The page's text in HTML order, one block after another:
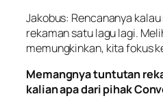
Jakobus: Rencananya
rekaman satu lagu lagi.
memungkinkan, kita fokus
Memangnya tuntutan
kalian apa dari pihak